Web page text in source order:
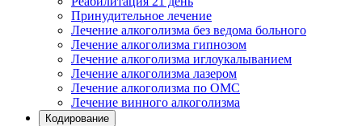
Принудительное лечение
Лечение алкоголизма без ведома больного
Лечение алкоголизма гипнозом
Лечение алкоголизма иглоукалыванием
Лечение алкоголизма лазером
Лечение алкоголизма по ОМС
Лечение винного алкоголизма
Кодирование